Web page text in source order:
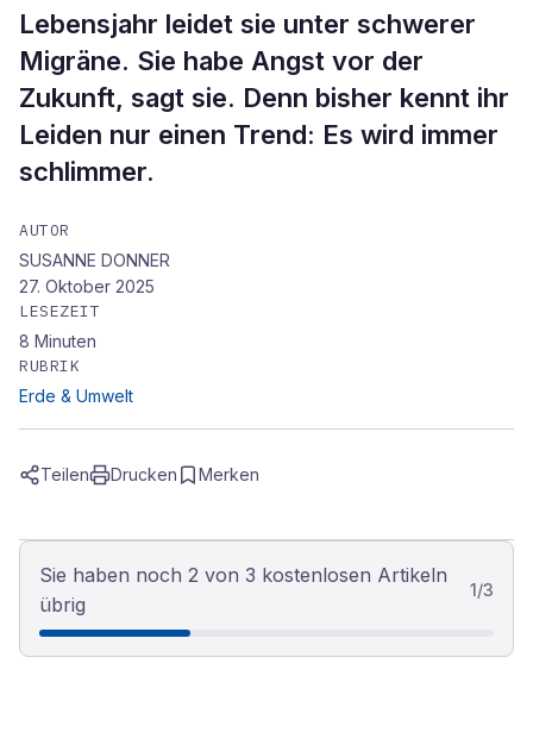
Lebensjahr leidet sie unter schwerer
Migräne. Sie habe Angst vor der
Zukunft, sagt sie. Denn bisher kennt ihr
Leiden nur einen Trend: Es wird immer
schlimmer.
AUTOR
SUSANNE DONNER
27. Oktober 2025
LESEZEIT
8 Minuten
RUBRIK
Erde & Umwelt
Teilen Drucken Merken
Sie haben noch 2 von 3 kostenlosen Artikeln
übrig
1/3